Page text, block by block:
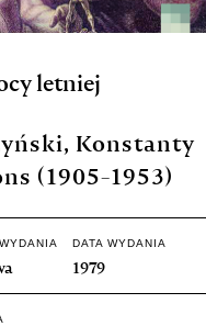
letniej
Konstanty
(1905-1953)
DATA WYDANIA
1979